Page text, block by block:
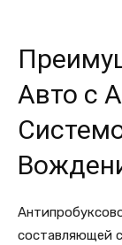
Авто с
составляющей